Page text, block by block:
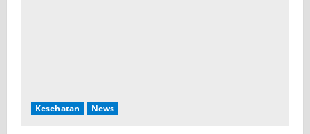
Kesehatan News